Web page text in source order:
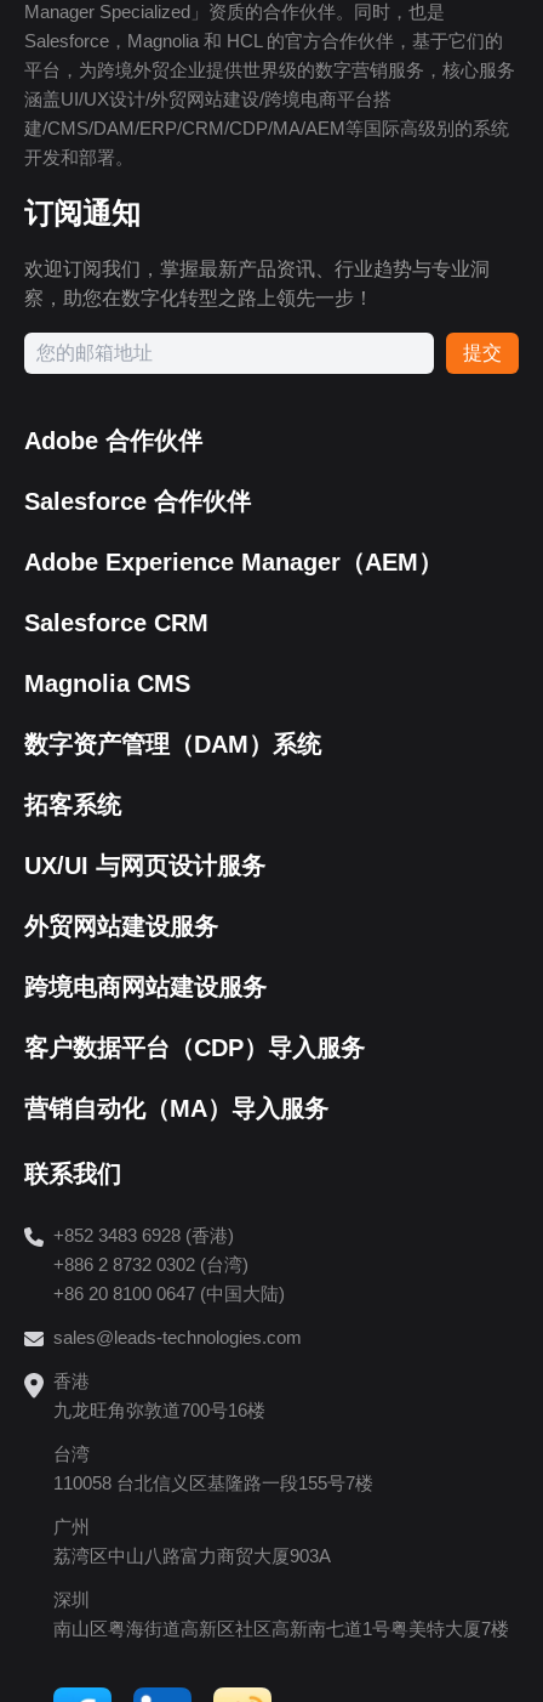
Manager Specialized」资质的合作伙伴。同时，也是
Salesforce，Magnolia 和 HCL 的官方合作伙伴，基于它们的
平台，为跨境外贸企业提供世界级的数字营销服务，核心服务
涵盖UI/UX设计/外贸网站建设/跨境电商平台搭
建/CMS/DAM/ERP/CRM/CDP/MA/AEM等国际高级别的系统
开发和部署。
订阅通知
欢迎订阅我们，掌握最新产品资讯、行业趋势与专业洞
察，助您在数字化转型之路上领先一步！
提交
Adobe 合作伙伴
Salesforce 合作伙伴
Adobe Experience Manager（AEM）
Salesforce CRM
Magnolia CMS
数字资产管理（DAM）系统
拓客系统
UX/UI 与网页设计服务
外贸网站建设服务
跨境电商网站建设服务
客户数据平台（CDP）导入服务
营销自动化（MA）导入服务
联系我们
+852 3483 6928 (香港)
+886 2 8732 0302 (台湾)
+86 20 8100 0647 (中国大陆)
sales@leads-technologies.com
香港
九龙旺角弥敦道700号16楼
台湾
110058 台北信义区基隆路一段155号7楼
广州
荔湾区中山八路富力商贸大厦903A
深圳
南山区粤海街道高新区社区高新南七道1号粤美特大厦7楼